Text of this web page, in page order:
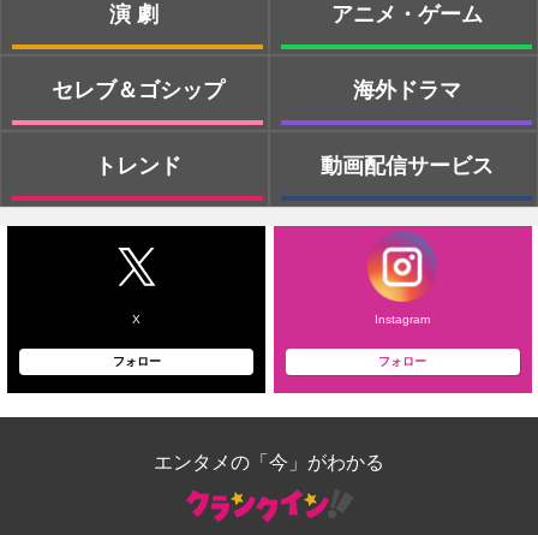
演劇
セレブ＆ゴシップ
トレンド
アニメ・ゲーム
海外ドラマ
動画配信サービス
X
フォロー
Instagram
フォロー
エンタメの「今」がわかる